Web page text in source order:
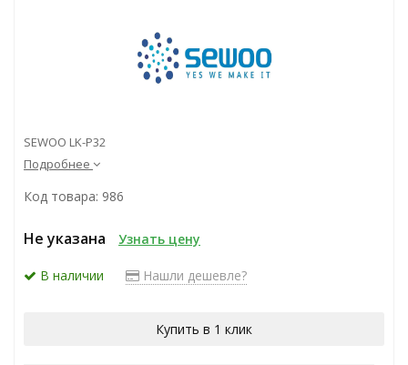
SEWOO LK-P32
Подробнее
Код товара: 986
Не указана Узнать цену
В наличии Нашли дешевле?
Купить в 1 клик